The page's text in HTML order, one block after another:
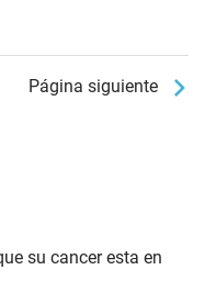
Página siguiente